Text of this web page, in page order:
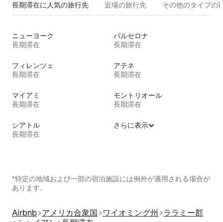
長期滞在に人気の旅行先 近場の旅行先 その他のタ⁠イ⁠プ⁠の
ニューヨーク
長期滞在
バルセロナ
長期滞在
フィレンツェ
長期滞在
アテネ
長期滞在
マイアミ
長期滞在
モントリオール
長期滞在
シアトル
長期滞在
さらに表示
*特定の地域および一部の宿泊施設には例外が適用される場合が
あります。
Airbnb アメリカ合衆国 ワイオミング州
ララミー郡